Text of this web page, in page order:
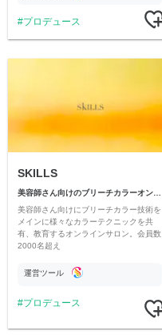
プロデュース
SKILLS
美容師さん向けのブリーチカラーオンラインサロン
美容師さん向けにブリーチカラー技術を
メインに様々なカラーテクニックを共
有、教育するオンラインサロン。会員数
2000名超え
運営ツール
プロデュース